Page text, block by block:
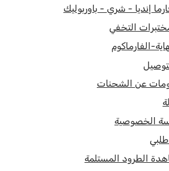
إنديا - شري - باوربوليك
التخفي
الفارماكوم
عن الشحنات
الخصوصية
طلبي
الطرود المستلمة